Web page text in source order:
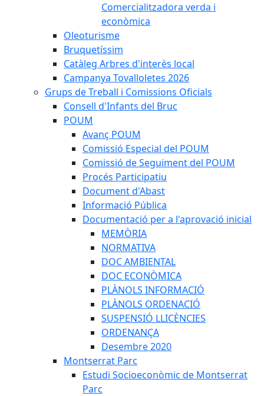
Comercialitzadora verda i
econòmica
Oleoturisme
Bruquetíssim
Catàleg Arbres d'interès local
Campanya Tovalloletes 2026
Grups de Treball i Comissions Oficials
Consell d'Infants del Bruc
POUM
Avanç POUM
Comissió Especial del POUM
Comissió de Seguiment del POUM
Procés Participatiu
Document d'Abast
Informació Pública
Documentació per a l'aprovació inicial
MEMÒRIA
NORMATIVA
DOC AMBIENTAL
DOC ECONÒMICA
PLÀNOLS INFORMACIÓ
PLÀNOLS ORDENACIÓ
SUSPENSIÓ LLICÈNCIES
ORDENANÇA
Desembre 2020
Montserrat Parc
Estudi Socioeconòmic de Montserrat
Parc